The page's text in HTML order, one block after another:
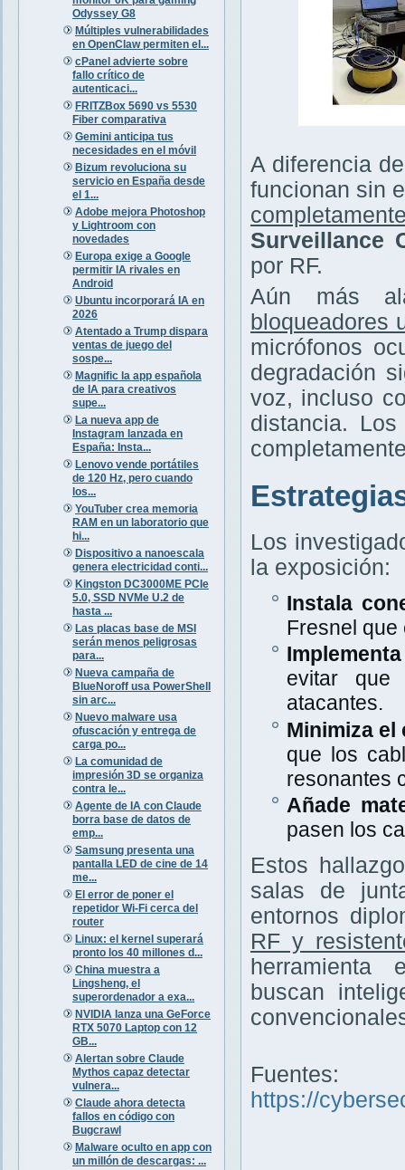
Odyssey G8
Múltiples vulnerabilidades
en OpenClaw permiten el...
cPanel advierte sobre
fallo crítico de
autenticaci...
FRITZBox 5690 vs 5530
Fiber comparativa
Gemini anticipa tus
necesidades en el móvil
Bizum revoluciona su
servicio en España desde
el 1...
Adobe mejora Photoshop
y Lightroom con
novedades
Europa exige a Google
permitir IA rivales en
Android
Ubuntu incorporará IA en
2026
Atentado a Trump dispara
ventas de juego del
sospe...
Magnific la app española
de IA para creativos
supe...
La nueva app de
Instagram lanzada en
España: Insta...
Lenovo vende portátiles
de 120 Hz, pero cuando
los...
YouTuber crea memoria
RAM en un laboratorio que
hi...
Dispositivo a nanoescala
genera electricidad conti...
Kingston DC3000ME PCIe
5.0, SSD NVMe U.2 de
hasta ...
Las placas base de MSI
serán menos peligrosas
para...
Nueva campaña de
BlueNoroff usa PowerShell
sin arc...
Nuevo malware usa
ofuscación y entrega de
carga po...
La comunidad de
impresión 3D se organiza
contra le...
Agente de IA con Claude
borra base de datos de
emp...
Samsung presenta una
pantalla LED de cine de 14
me...
El error de poner el
repetidor Wi-Fi cerca del
router
Linux: el kernel superará
pronto los 40 millones d...
China muestra a
Lingsheng, el
superordenador a exa...
NVIDIA lanza una GeForce
RTX 5070 Laptop con 12
GB...
Alertan sobre Claude
Mythos capaz detectar
vulnera...
Claude ahora detecta
fallos en código con
Bugcrawl
Malware oculto en app con
un millón de descargas: ...
A diferencia
funcionan sin
Surveillance
por RF.
Aún más
bloqueadores
micrófonos
degradación
voz, incluso
distancia.
Los
la exposición:
Instala
Fresnel que
evitar que
atacantes.
Minimiza el
que los
resonantes
Añade
pasen los
Estos
salas de
entornos
RF y
herramienta
buscan
Fuentes:
https://